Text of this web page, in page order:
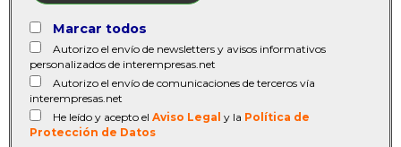
Marcar todos
Autorizo el envío de newsletters y avisos informativos
personalizados de interempresas.net
Autorizo el envío de comunicaciones de terceros vía
interempresas.net
He leído y acepto el Aviso Legal y la Política de
Protección de Datos